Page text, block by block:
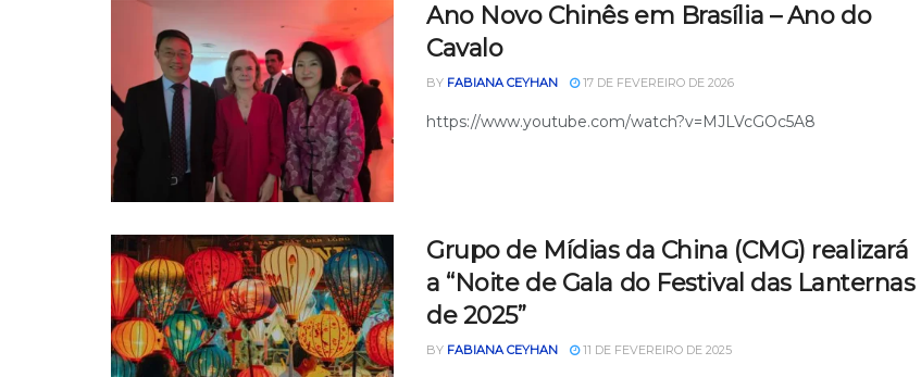
Ano Novo Chinês em Brasília – Ano do
Cavalo
BY FABIANA CEYHAN 17 DE FEVEREIRO DE 2026
https://www.youtube.com/watch?v=MJLVcGOc5A8
Grupo de Mídias da China (CMG) realizará
a “Noite de Gala do Festival das Lanternas
de 2025”
BY FABIANA CEYHAN 11 DE FEVEREIRO DE 2025